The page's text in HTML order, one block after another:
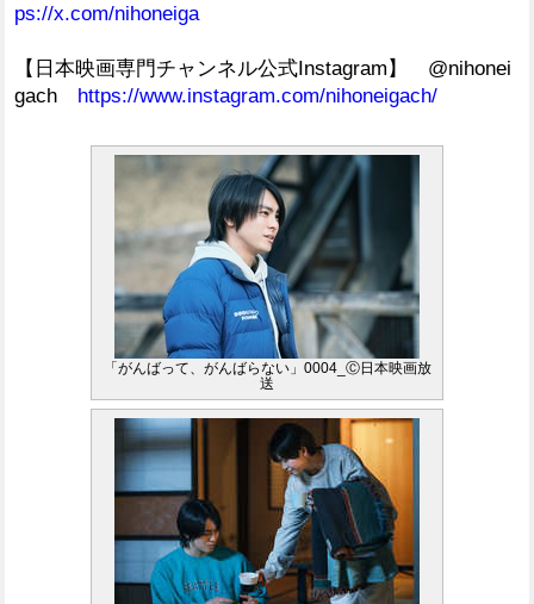
ps://x.com/nihoneiga
【日本映画専門チャンネル公式Instagram】 @nihonei
gach https://www.instagram.com/nihoneigach/
「がんばって、がんばらない」0004_Ⓒ日本映画放
送